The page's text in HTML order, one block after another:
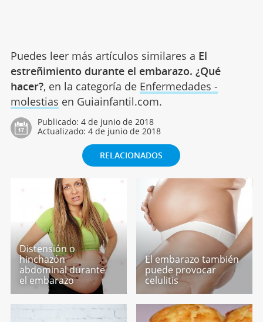
Puedes leer más artículos similares a El
estreñimiento durante el embarazo. ¿Qué
hacer?, en la categoría de Enfermedades -
molestias en Guiainfantil.com.
Publicado: 4 de junio de 2018
Actualizado: 4 de junio de 2018
RELACIONADOS
Distensión o
hinchazón
abdominal durante
el embarazo
El embarazo también
puede provocar
celulitis